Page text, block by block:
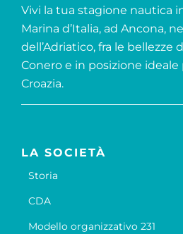
Vivi la tua stagione nautica
Marina d’Italia, ad Ancona,
dell’Adriatico, fra le bellezze
Conero e in posizione
Croazia.
LA SOCIETÀ
Storia
CDA
Modello organizzativo 231